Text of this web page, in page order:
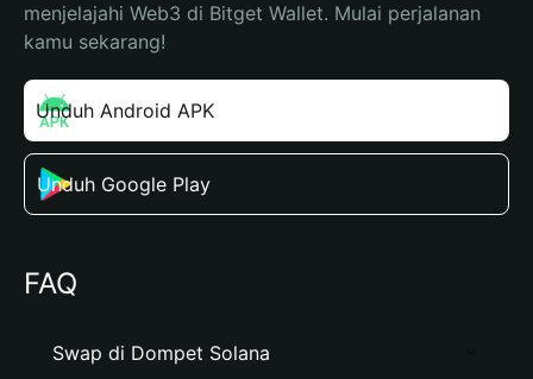
menjelajahi Web3 di Bitget Wallet. Mulai perjalanan
kamu sekarang!
Unduh Android APK
Unduh Google Play
FAQ
Swap di Dompet Solana